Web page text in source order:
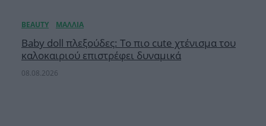
Baby doll πλεξούδες: Το πιο cute χτένισμα του
καλοκαιριού επιστρέφει δυναμικά
08.08.2026